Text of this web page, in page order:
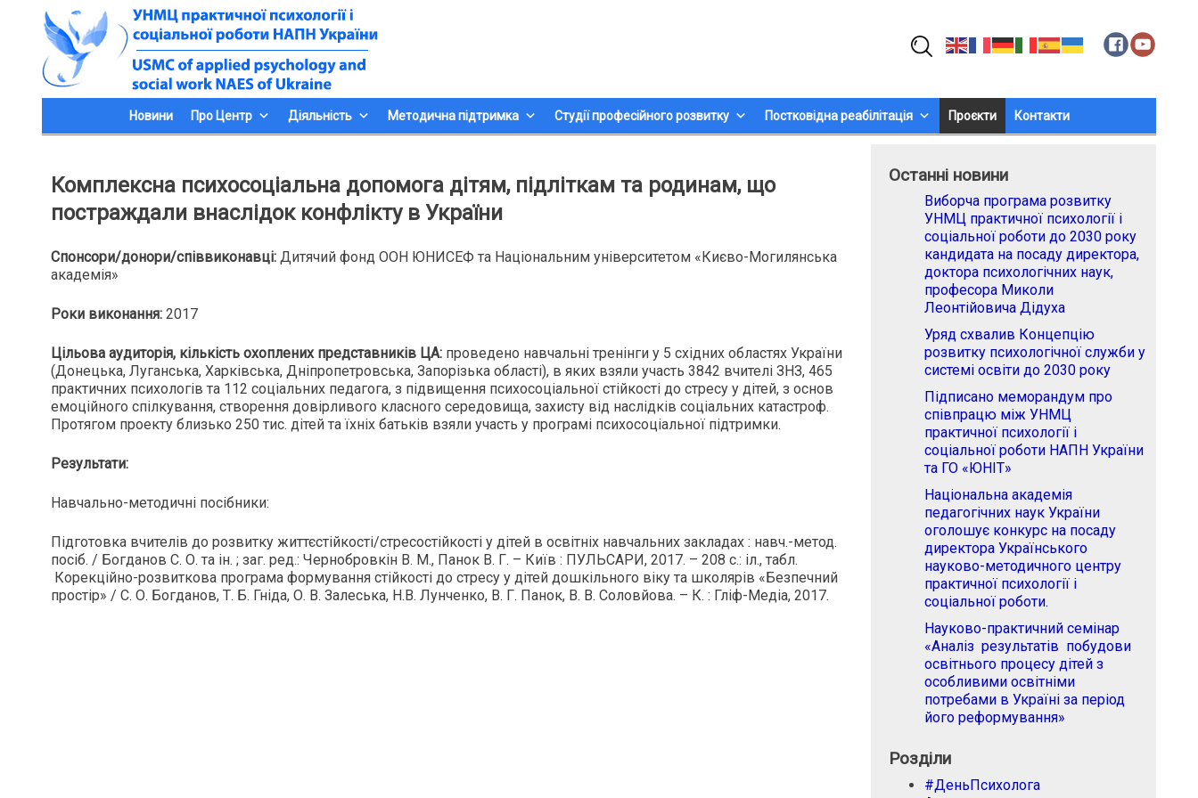
Skip
to
content
Пошук:
Новини Про Центр Діяльність Методична підтримка Студії професійного розвитку Постковідна реабілітація Проєкти Контакти
Комплексна психосоціальна допомога дітям, підліткам та родинам, що
постраждали внаслідок конфлікту в України
Спонсори/донори/співвиконавці: Дитячий фонд ООН ЮНИСЕФ та Національним університетом «Києво-Могилянська
академія»
Роки виконання: 2017
Цільова аудиторія, кількість охоплених представників ЦА: проведено навчальні тренінги у 5 східних областях України
(Донецька, Луганська, Харківська, Дніпропетровська, Запорізька області), в яких взяли участь 3842 вчителі ЗНЗ, 465
практичних психологів та 112 соціальних педагога, з підвищення психосоціальної стійкості до стресу у дітей, з основ
емоційного спілкування, створення довірливого класного середовища, захисту від наслідків соціальних катастроф.
Протягом проекту близько 250 тис. дітей та їхніх батьків взяли участь у програмі психосоціальної підтримки.
Результати:
Навчально-методичні посібники:
Підготовка вчителів до розвитку життєстійкості/стресостійкості у дітей в освітніх навчальних закладах : навч.-метод.
посіб. / Богданов С. О. та ін. ; заг. ред.: Чернобровкін В. М., Панок В. Г. – Київ : ПУЛЬСАРИ, 2017. – 208 с.: іл., табл.
Корекційно-розвиткова програма формування стійкості до стресу у дітей дошкільного віку та школярів «Безпечний
простір» / С. О. Богданов, Т. Б. Гніда, О. В. Залеська, Н.В. Лунченко, В. Г. Панок, В. В. Соловйова. – К. : Гліф-Медіа, 2017.
Останні новини
Виборча програма розвитку
УНМЦ практичної психології і
соціальної роботи до 2030 року
кандидата на посаду директора,
доктора психологічних наук,
професора Миколи
Леонтійовича Дідуха
Уряд схвалив Концепцію
розвитку психологічної служби у
системі освіти до 2030 року
Підписано меморандум про
співпрацю між УНМЦ
практичної психології і
соціальної роботи НАПН України
та ГО «ЮНІТ»
Національна академія
педагогічних наук України
оголошує конкурс на посаду
директора Українського
науково-методичного центру
практичної психології і
соціальної роботи.
Науково-практичний семінар
«Аналіз результатів побудови
освітнього процесу дітей з
особливими освітніми
потребами в Україні за період
його реформування»
Розділи
#ДеньПсихолога